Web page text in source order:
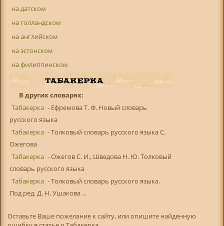
на датском
на голландском
на английском
на эстонском
на филиппинском
В других словарях:
Табакерка - Ефремова Т. Ф. Новый словарь
русского языка
Табакерка - Толковый словарь русского языка С.
Ожегова
Табакерка - Ожегов С. И., Шведова Н. Ю. Толковый
словарь русского языка
Табакерка - Толковый словарь русского языка.
Под ред. Д. Н. Ушакова ...
Оставьте Ваше пожелание к сайту, или опишите найденную